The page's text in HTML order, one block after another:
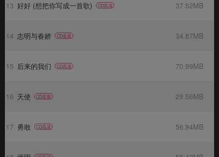
13 好好 (想把你写成一首歌) CD高清 37.52MB
14 志明与春娇 CD音质 34.87MB
15 后来的我们 CD高清 70.99MB
16 天使 CD音质 29.56MB
17 勇敢 CD高清 56.94MB